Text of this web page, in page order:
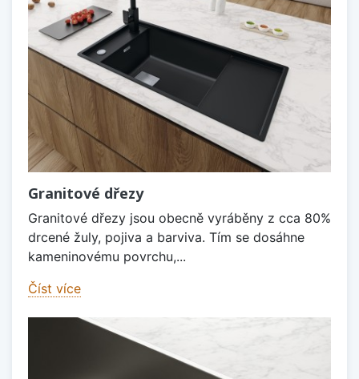
Granitové dřezy
Granitové dřezy jsou obecně vyráběny z cca 80%
drcené žuly, pojiva a barviva. Tím se dosáhne
kameninovému povrchu,...
Číst více